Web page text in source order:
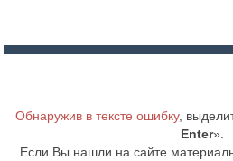
Обнаружив в тексте ошибку,
Enter».
Если Вы нашли на сайте